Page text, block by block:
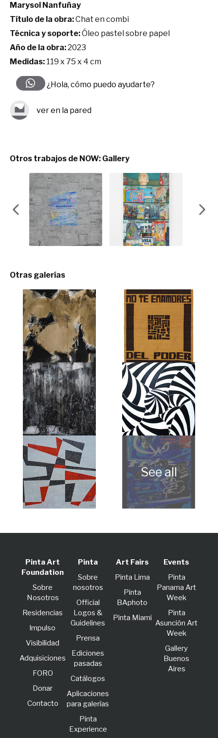
Marysol Nanfuñay
Título de la obra:Chat en combi
Técnica y soporte:Óleo pastel sobre papel
Año de la obra:2023
Medidas: 119 x 75 x 4 cm
¿Hola, cómo puedo ayudarte?
ver en la pared
Otros trabajos de NOW: Gallery
Otras galerías
Pinta Art
Foundation
Sobre
Nosotros
Residencias
lmpulso
Visibilidad
Adquisiciones
FORO
Donar
Contacto
Pinta
Sobre
nosotros
Official
Logos &
Guidelines
Prensa
Ediciones
pasadas
Catálogos
Aplicaciones
para galerías
Pinta
Experience
Art Fairs
Pinta Lima
Pinta
BAphoto
Pinta Miami
Events
Pinta
Panama Art
Week
Pinta
Asunción Art
Week
Gallery
Buenos
Aires